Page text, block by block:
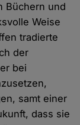
Büchern und
Weise
tradierte
der
bei
samt einer
dass sie